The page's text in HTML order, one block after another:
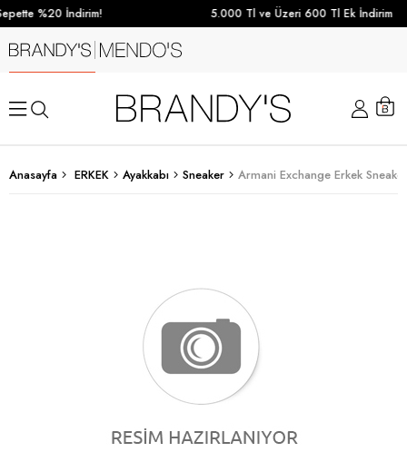
%20 İndirim! 5.000 Tl ve Üzeri 600 Tl Ek İndirim
Anasayfa ERKEK Ayakkabı Sneaker Armani Exchange Erkek